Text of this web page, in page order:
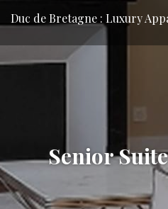
Duc de Bretagne : Luxury
Senior